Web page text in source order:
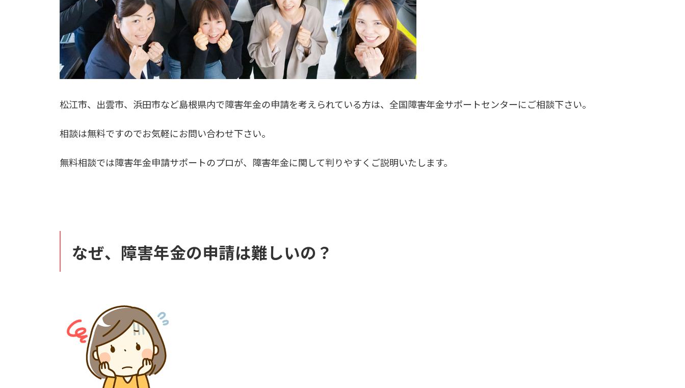
松江市、出雲市、浜田市など島根県内で障害年金の申請を考えられている方は、全国障害年金サポートセンターにご相談下さい。
相談は無料ですのでお気軽にお問い合わせ下さい。
無料相談では障害年金申請サポートのプロが、障害年金に関して判りやすくご説明いたします。
なぜ、障害年金の申請は難しいの？